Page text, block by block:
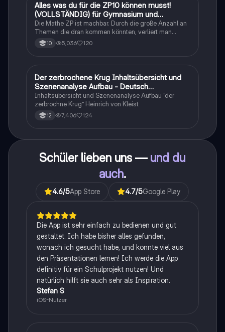
Mathe
Alles was du für die ZP10 können musst!
(VOLLSTÄNDIG) für Gymnasium und
Realschule
Die Mathe ZP ist machbar. Durch die große Anzahl an
Themen die dran kommen könnten, verliert man
schnell den Überblick. Also habe ich von den kleinsten
Themen bis hin zu den größten alles
10 5,036 120
Deutsch
Der zerbrochene Krug Inhaltsübersicht und
Szenenanalyse Aufbau - Deutsch
Q1/Q2/Abitur
Inhaltsübersicht und Szenenanalyse Aufbau “der
zerbrochne Krug” Heinrich von Kleist
12 7,406 124
Schüler lieben uns — und du
auch.
4.6/5App Store 4.7/5Google Play
Die App ist sehr einfach zu bedienen und gut
gestaltet. Ich habe bisher alles gefunden,
wonach ich gesucht habe, und konnte viel aus
den Präsentationen lernen! Ich werde die App
definitiv für ein Schulprojekt nutzen! Und
natürlich hilft sie auch sehr als Inspiration.
Stefan S
iOS-Nutzer